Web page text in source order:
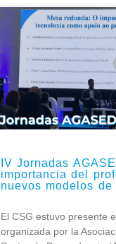
IV Jornadas
importancia del
nuevos modelos de
El CSG estuvo presente
organizada por la